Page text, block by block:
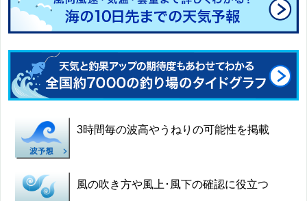
3時間毎の波高やうねりの可能性を掲載
風の吹き方や風上･風下の確認に役立つ